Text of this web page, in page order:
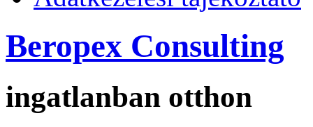
Beropex Consulting
ingatlanban otthon